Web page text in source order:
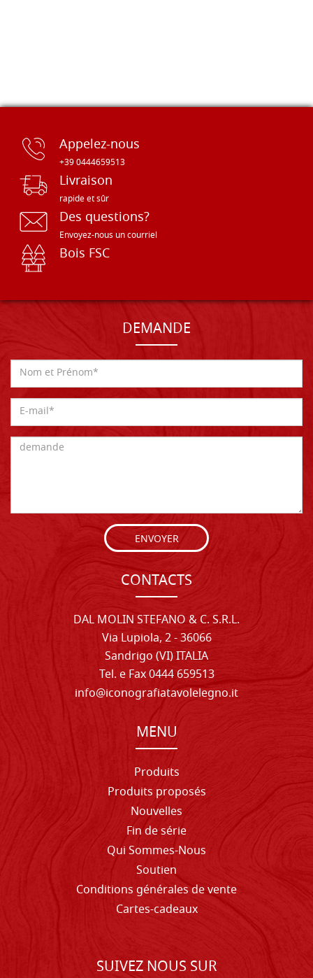
Appelez-nous
+39 0444659513
Livraison
rapide et sûr
Des questions?
Envoyez-nous un courriel
Bois FSC
DEMANDE
ENVOYER
CONTACTS
DAL MOLIN STEFANO & C. S.R.L.
Via Lupiola, 2 - 36066
Sandrigo (VI) ITALIA
Tel. e Fax 0444 659513
info@iconografiatavolelegno.it
MENU
Produits
Produits proposés
Nouvelles
Fin de série
Qui Sommes-Nous
Soutien
Conditions générales de vente
Cartes-cadeaux
SUIVEZ NOUS SUR